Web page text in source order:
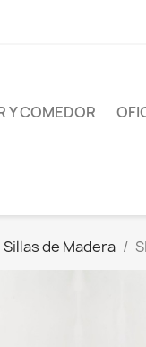
Y COMEDOR
Sillas de Madera